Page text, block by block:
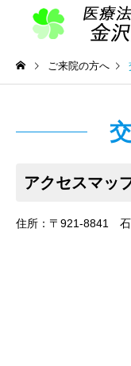
ご来院の方へ
アクセスマッ
住所：〒921-8841 石